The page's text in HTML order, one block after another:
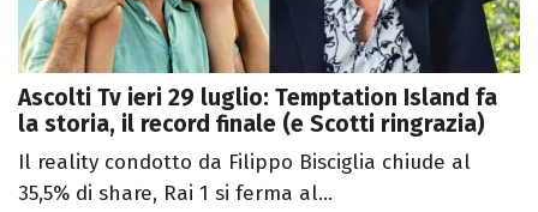
Ascolti Tv ieri 29 luglio: Temptation Island fa
la storia, il record finale (e Scotti ringrazia)
Il reality condotto da Filippo Bisciglia chiude al
35,5% di share, Rai 1 si ferma al...